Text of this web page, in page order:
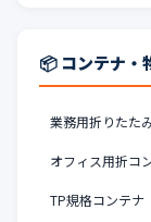
📦 コンテナ・
業務用折りたた
オフィス用折コ
TP規格コンテナ